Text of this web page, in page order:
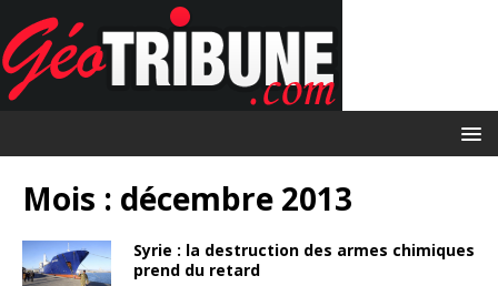
Mois : décembre 2013
Syrie : la destruction des armes chimiques
prend du retard